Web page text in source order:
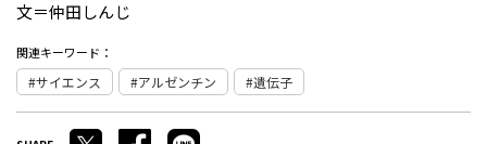
文＝仲田しんじ
関連キーワード：
サイエンス アルゼンチン 遺伝子